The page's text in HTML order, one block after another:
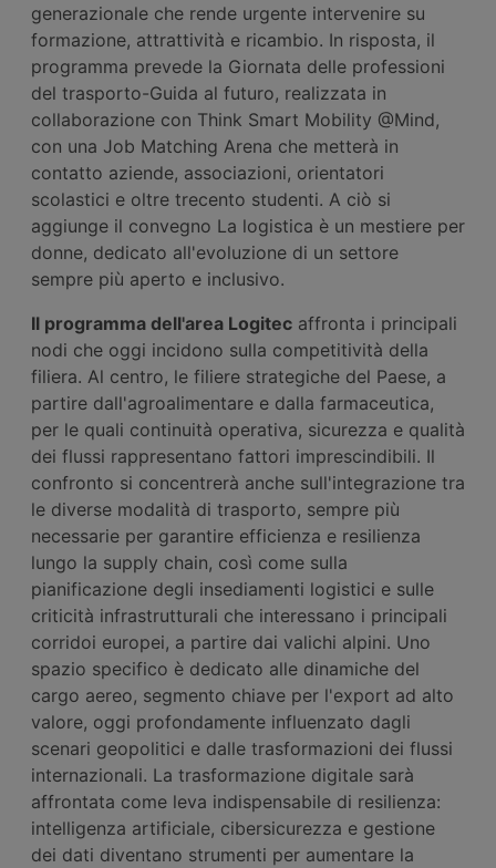
generazionale che rende urgente intervenire su
formazione, attrattività e ricambio. In risposta, il
programma prevede la Giornata delle professioni
del trasporto-Guida al futuro, realizzata in
collaborazione con Think Smart Mobility @Mind,
con una Job Matching Arena che metterà in
contatto aziende, associazioni, orientatori
scolastici e oltre trecento studenti. A ciò si
aggiunge il convegno La logistica è un mestiere per
donne, dedicato all'evoluzione di un settore
sempre più aperto e inclusivo.
Il programma dell'area Logitec affronta i principali
nodi che oggi incidono sulla competitività della
filiera. Al centro, le filiere strategiche del Paese, a
partire dall'agroalimentare e dalla farmaceutica,
per le quali continuità operativa, sicurezza e qualità
dei flussi rappresentano fattori imprescindibili. Il
confronto si concentrerà anche sull'integrazione tra
le diverse modalità di trasporto, sempre più
necessarie per garantire efficienza e resilienza
lungo la supply chain, così come sulla
pianificazione degli insediamenti logistici e sulle
criticità infrastrutturali che interessano i principali
corridoi europei, a partire dai valichi alpini. Uno
spazio specifico è dedicato alle dinamiche del
cargo aereo, segmento chiave per l'export ad alto
valore, oggi profondamente influenzato dagli
scenari geopolitici e dalle trasformazioni dei flussi
internazionali. La trasformazione digitale sarà
affrontata come leva indispensabile di resilienza:
intelligenza artificiale, cibersicurezza e gestione
dei dati diventano strumenti per aumentare la